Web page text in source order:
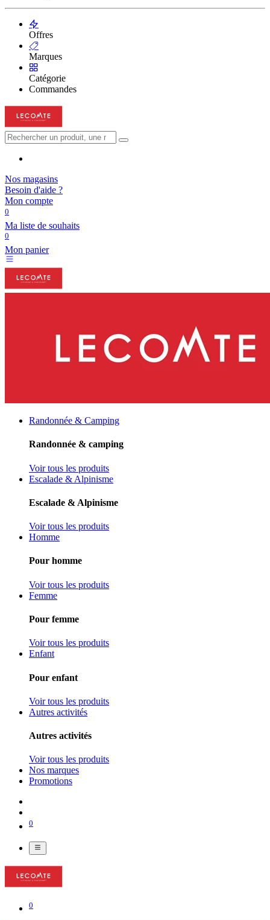
Offres
Marques
Catégorie
Commandes
Nos magasins
Besoin d'aide ?
Mon compte
0
Ma liste de souhaits
0
Mon panier
Randonnée & Camping
Randonnée & camping
Voir tous les produits
Escalade & Alpinisme
Escalade & Alpinisme
Voir tous les produits
Homme
Pour homme
Voir tous les produits
Femme
Pour femme
Voir tous les produits
Enfant
Pour enfant
Voir tous les produits
Autres activités
Autres activités
Voir tous les produits
Nos marques
Promotions
0
0